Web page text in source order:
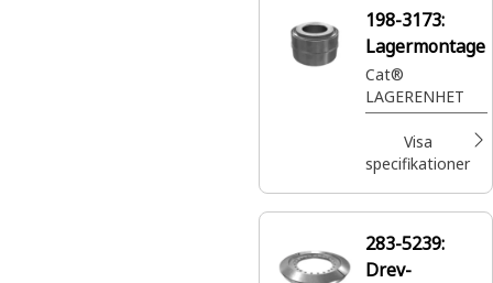
axlarna.
198-3173:
Lagermontage
Cat®
LAGERENHET
Visa
specifikationer
283-5239:
Drev-